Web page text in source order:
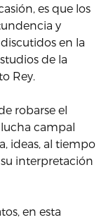
es que los
y
en la
de la
Rey.
robarse el
campal
ideas, al tiempo
interpretación
en esta